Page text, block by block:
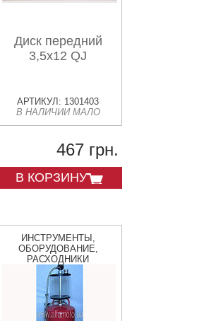
Диск передний
3,5х12 QJ
АРТИКУЛ: 1301403
В НАЛИЧИИ МАЛО
467 грн.
В КОРЗИНУ
ИНСТРУМЕНТЫ,
ОБОРУДОВАНИЕ,
РАСХОДНИКИ